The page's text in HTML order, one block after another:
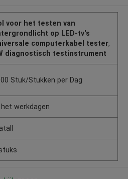
voor het testen van
op LED-tv's
computerkabel tester,
diagnostisch testinstrument
Stuk/Stukken per Dag
het werkdagen